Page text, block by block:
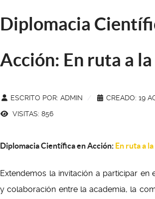
Diplomacia
Acción: En ruta a
ESCRITO POR: ADMIN
CREADO: 19
VISITAS: 856
Diplomacia Científica en Acción: En ruta a
Extendemos la invitación a participar en
y colaboración entre la academia, la